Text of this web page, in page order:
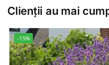
Clienții au mai
-15%